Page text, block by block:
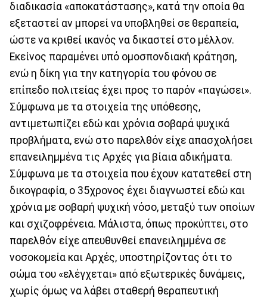
διαδικασία «αποκατάστασης», κατά την οποία θα
εξεταστεί αν μπορεί να υποβληθεί σε θεραπεία,
ώστε να κριθεί ικανός να δικαστεί στο μέλλον.
Εκείνος παραμένει υπό ομοσπονδιακή κράτηση,
ενώ η δίκη για την κατηγορία του φόνου σε
επίπεδο πολιτείας έχει προς το παρόν «παγώσει».
Σύμφωνα με τα στοιχεία της υπόθεσης,
αντιμετωπίζει εδώ και χρόνια σοβαρά ψυχικά
προβλήματα, ενώ στο παρελθόν είχε απασχολήσει
επανειλημμένα τις Αρχές για βίαια αδικήματα.
Σύμφωνα με τα στοιχεία που έχουν κατατεθεί στη
δικογραφία, ο 35χρονος έχει διαγνωστεί εδώ και
χρόνια με σοβαρή ψυχική νόσο, μεταξύ των οποίων
και σχιζοφρένεια. Μάλιστα, όπως προκύπτει, στο
παρελθόν είχε απευθυνθεί επανειλημμένα σε
νοσοκομεία και Αρχές, υποστηρίζοντας ότι το
σώμα του «ελέγχεται» από εξωτερικές δυνάμεις,
χωρίς όμως να λάβει σταθερή θεραπευτική